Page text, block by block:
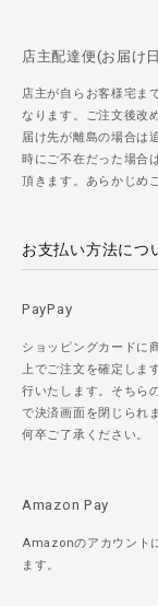
店主配達便(お届け
店主が自らお客様宅ま
なります。ご注文後改
届け先が離島の場合は
時にご不在だった場合
頂きます。あらかじめ
お支払い方法につ
PayPay
ショッピングカードに
上でご注文を確定し
行いたします。そちら
で決済画面を閉じられ
何卒ご了承ください。
Amazon Pay
Amazonのアカウント
ます。